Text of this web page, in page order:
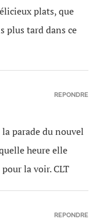
plats, que
plus tard dans ce
parade du nouvel
heure elle
la voir. CLT
REPONDRE
REPONDRE